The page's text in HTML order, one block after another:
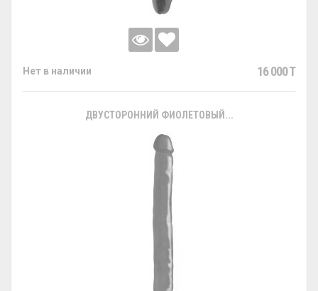
Нет в наличии 16 000 T
ДВУСТОРОННИЙ ФИОЛЕТОВЫЙ...